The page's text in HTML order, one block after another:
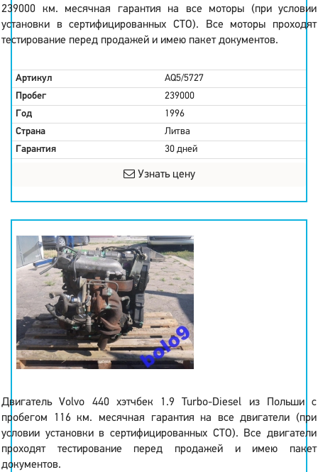
239000 км. месячная гарантия на все моторы (при условии
установки в сертифицированных СТО). Все моторы проходят
тестирование перед продажей и имею пакет документов.
Артикул
AQ5/5727
Пробег
239000
Год
1996
Страна
Литва
Гарантия
30 дней
Узнать цену
Двигатель Volvo 440 хэтчбек 1.9 Turbo-Diesel из Польши с
пробегом 116 км. месячная гарантия на все двигатели (при
условии установки в сертифицированных СТО). Все двигатели
проходят тестирование перед продажей и имею пакет
документов.